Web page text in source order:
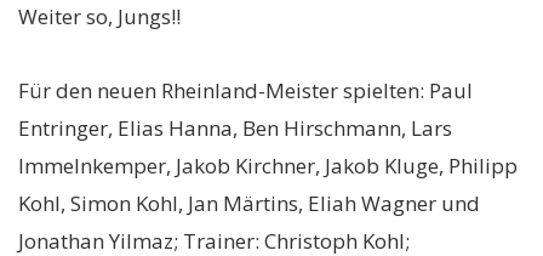
Weiter so, Jungs!!
Für den neuen Rheinland-Meister spielten: Paul
Entringer, Elias Hanna, Ben Hirschmann, Lars
Immelnkemper, Jakob Kirchner, Jakob Kluge, Philipp
Kohl, Simon Kohl, Jan Märtins, Eliah Wagner und
Jonathan Yilmaz; Trainer: Christoph Kohl;